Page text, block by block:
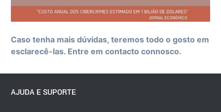
Caso tenha mais dúvidas, teremos todo o gosto em
esclarecê-las. Entre em contacto connosco.
AJUDA E SUPORTE